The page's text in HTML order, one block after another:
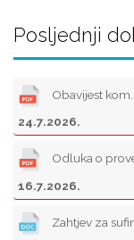
Posljednji
Obavijest
24.7.2026.
Odluka o
16.7.2026.
Zahtjev za